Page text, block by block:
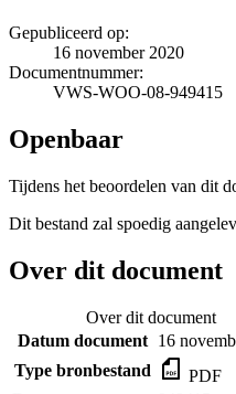
Gepubliceerd op:
16 november 2020
Documentnummer:
VWS-WOO-08-949415
Openbaar
Tijdens het beoordelen van dit
Dit bestand zal spoedig
Over dit document
Over dit document
Datum document 16
Type bronbestand
PDF